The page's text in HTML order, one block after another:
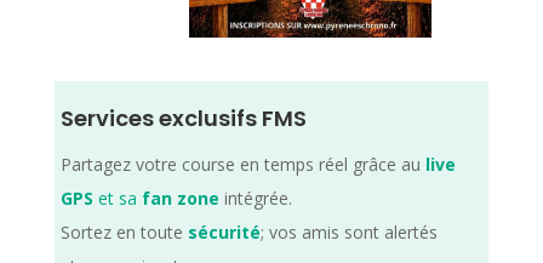
Services exclusifs FMS
Partagez votre course en temps réel grâce au live
GPS et sa fan zone intégrée.
Sortez en toute sécurité; vos amis sont alertés